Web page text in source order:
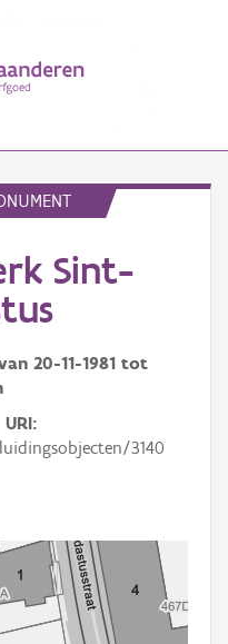
Sint-
20-11-1981 tot
URI
3140